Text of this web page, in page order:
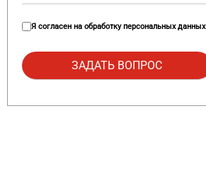
Я согласен на обработку персональных данных